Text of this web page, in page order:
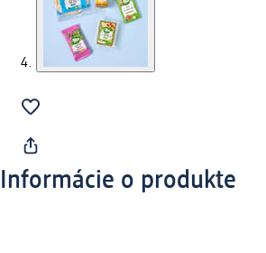
Informácie o produkte